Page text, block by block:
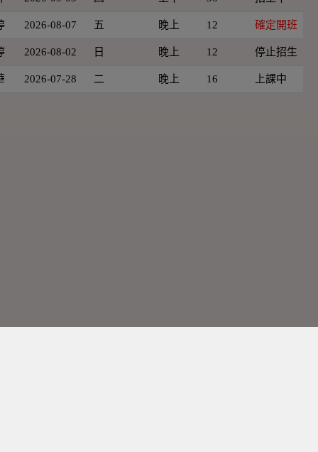
2026-08-07 五 晚上 12 確定開班
2026-08-02 日 晚上 12 停止招生
2026-07-28 二 晚上 16 上課中